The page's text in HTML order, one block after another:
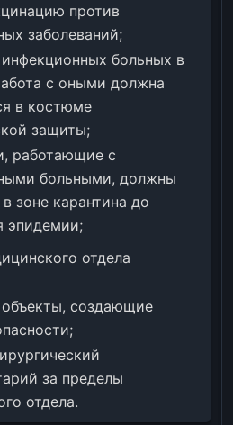
против
заболеваний;
больных в
с оными должна
в костюме
защиты;
работающие с
больными, должны
зоне карантина до
эпидемии;
отдела
создающие
;
за пределы
отдела.